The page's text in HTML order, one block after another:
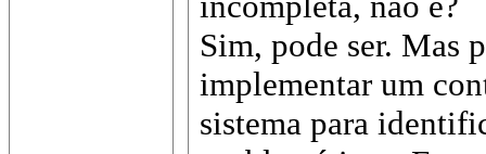
Sim, pode ser. Mas
implementar um
sistema para